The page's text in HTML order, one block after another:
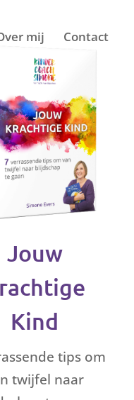
mij Contact
Jouw
Kind
tips om
twijfel naar